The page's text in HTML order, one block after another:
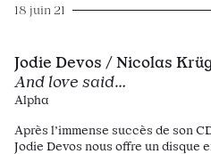
18 juin 21
Jodie Devos / Nicolas
And love said…
Alpha
Après l’immense succès de son
Jodie Devos nous offre un disque